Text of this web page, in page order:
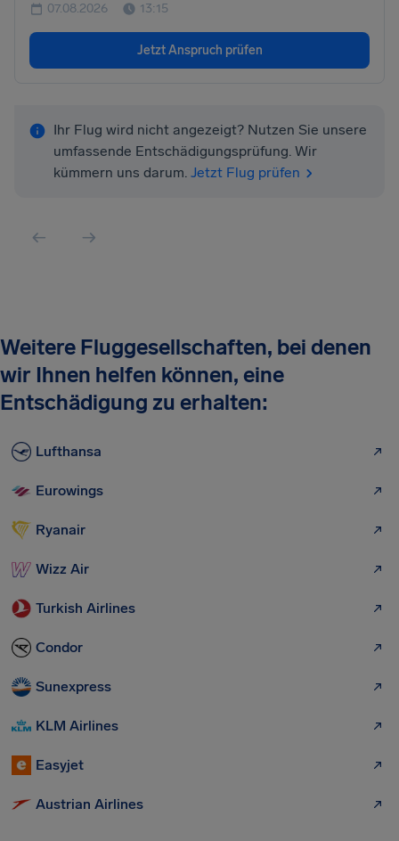
07.08.2026 13:15
Jetzt Anspruch prüfen
Ihr Flug wird nicht angezeigt? Nutzen Sie unsere
umfassende Entschädigungsprüfung. Wir
kümmern uns darum. Jetzt Flug prüfen
Weitere Fluggesellschaften, bei denen
wir Ihnen helfen können, eine
Entschädigung zu erhalten:
Lufthansa
Eurowings
Ryanair
Wizz Air
Turkish Airlines
Condor
Sunexpress
KLM Airlines
Easyjet
Austrian Airlines